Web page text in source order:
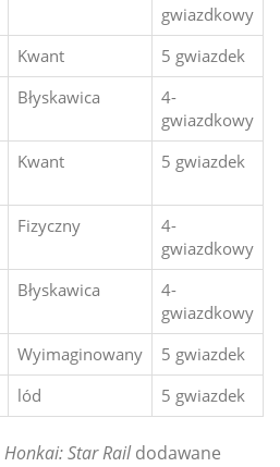
gwiazdkowy
Kwant
5 gwiazdek
Błyskawica
4-
gwiazdkowy
Kwant 5 gwiazdek
Fizyczny
4-
gwiazdkowy
Błyskawica
4-
gwiazdkowy
Wyimaginowany
5 gwiazdek
lód 5 gwiazdek
Honkai: Star Raildodawane